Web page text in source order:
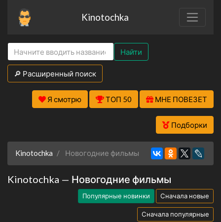
Kinotochka
Найти
🔎 Расширенный поиск
Я смотрю ТОП 50 МНЕ ПОВЕЗЕТ
Подборки
Kinotochka Новогодние фильмы
Kinotochka — Новогодние фильмы
Популярные новинки Сначала новые
Сначала популярные